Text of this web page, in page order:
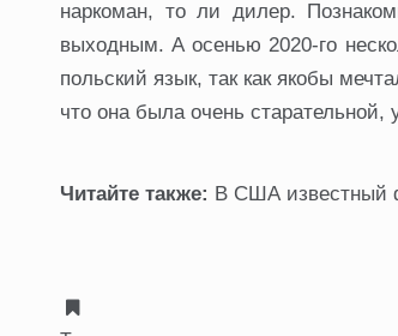
наркоман, то ли дилер.
выходным. А осенью 2020-го
польский язык, так как якобы
что она была очень
Читайте также: В США известный